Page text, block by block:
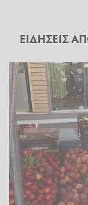
ΕΙΔΗΣΕΙΣ